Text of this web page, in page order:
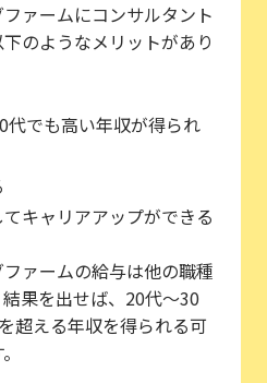
ァームにコンサルタント
のようなメリットがあり
代でも高い年収が得られ
キャリアアップができる
ァームの給与は他の職種
果を出せば、20代～30
超える年収を得られる可